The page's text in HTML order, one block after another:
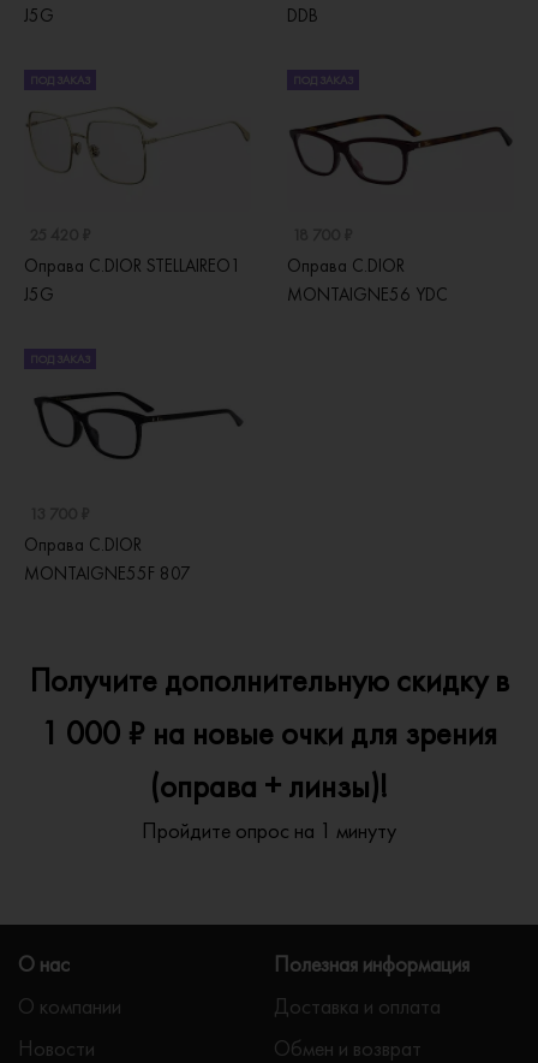
J5G
DDB
ПОД ЗАКАЗ
Оправа C.DIOR STELLAIREO1
J5G
ПОД ЗАКАЗ
Оправа C.DIOR
MONTAIGNE56 YDC
ПОД ЗАКАЗ
Оправа C.DIOR
MONTAIGNE55F 807
Получите дополнительную скидку в
1 000 ₽ на новые очки для зрения
(оправа + линзы)!
Пройдите опрос на 1 минуту
О нас
О компании
Новости
Полезная информация
Доставка и оплата
Обмен и возврат